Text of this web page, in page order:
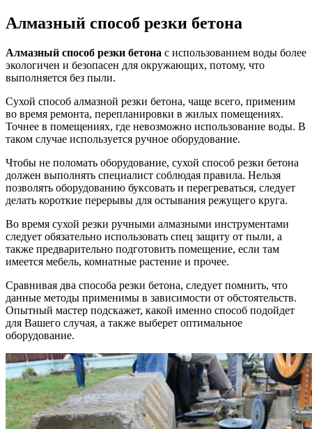
Алмазный способ резки бетона
Алмазный способ резки бетона с использованием воды более
экологичен и безопасен для окружающих, потому, что
выполняется без пыли.
Сухой способ алмазной резки бетона, чаще всего, применим
во время ремонта, перепланировки в жилых помещениях.
Точнее в помещениях, где невозможно использование воды. В
таком случае используется ручное оборудование.
Чтобы не поломать оборудование, сухой способ резки бетона
должен выполнять специалист соблюдая правила. Нельзя
позволять оборудованию буксовать и перегреваться, следует
делать короткие перерывы для остывания режущего круга.
Во время сухой резки ручными алмазными инструментами
следует обязательно использовать спец защиту от пыли, а
также предварительно подготовить помещение, если там
имеется мебель, комнатные растение и прочее.
Сравнивая два способа резки бетона, следует помнить, что
данные методы применимы в зависимости от обстоятельств.
Опытный мастер подскажет, какой именно способ подойдет
для Вашего случая, а также выберет оптимальное
оборудование.